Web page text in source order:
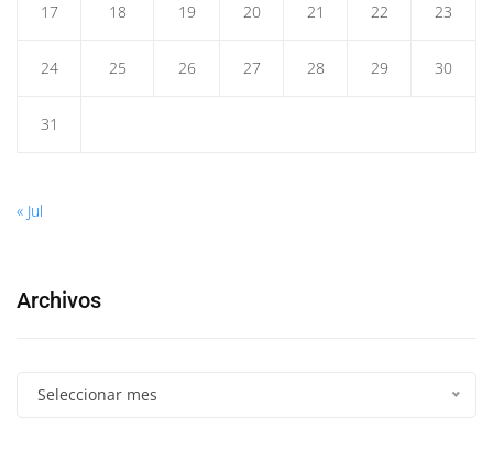
17 18 19 20 21 22 23
24 25 26 27 28 29 30
31
« Jul
Archivos
Seleccionar mes